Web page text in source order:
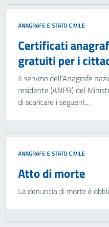
ANAGRAFE E STATO CIVILE
Certificati
gratuiti per i
Il servizio dell’Anagrafe
residente (ANPR) del
di scaricare i seguent...
ANAGRAFE E STATO CIVILE
Atto di morte
La denuncia di morte è